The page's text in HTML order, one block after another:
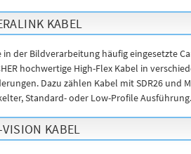
KABEL
in der Bildverarbeitung häufig eingesetzte
hochwertige High-Flex Kabel in
Dazu zählen Kabel mit SDR26 und
Standard- oder Low-Profile Ausführung.
KABEL